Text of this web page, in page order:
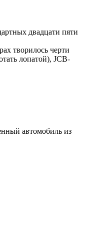
двадцати пяти
творилось черти
лопатой), JCB-
автомобиль из